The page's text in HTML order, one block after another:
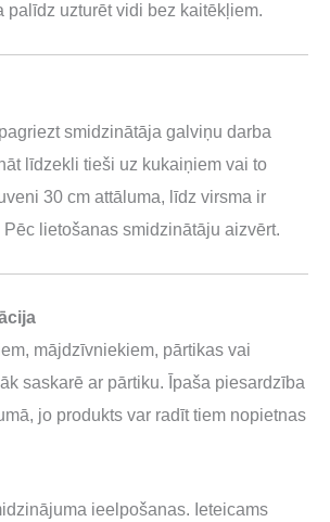
palīdz uzturēt vidi bez kaitēkļiem.
smidzinātāja galviņu darba
līdzekli tieši uz kukaiņiem vai to
30 cm attāluma, līdz virsma ir
lietošanas smidzinātāju aizvērt.
mājdzīvniekiem, pārtikas vai
saskarē ar pārtiku. Īpaša piesardzība
jo produkts var radīt tiem nopietnas
ieelpošanas. Ieteicams